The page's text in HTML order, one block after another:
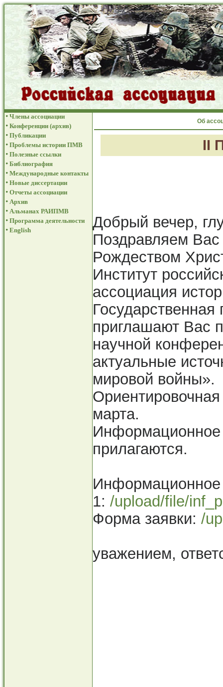
Члены ассоциации
Конференции (архив)
Публикации
Проблемы истории ПМВ
Полезные ссылки
Библиография
Международные контакты
Новые диссертации
Отчеты ассоциации
Архив
Альманах РАИПМВ
Программа деятельности
English
Об
II
Добрый вечер,
Поздравляем
Рождеством
Институт
ассоциация
приглашают Вас
научной
актуальные
мировой войны».
марта.
прилагаются.
1: /upload/file/
Форма заявки: /
уважением,